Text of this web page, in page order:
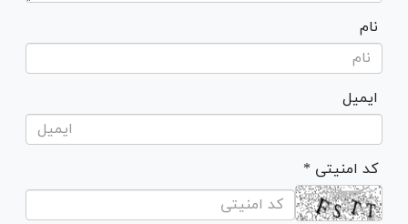
نام
ایمیل
* کد امنیتی